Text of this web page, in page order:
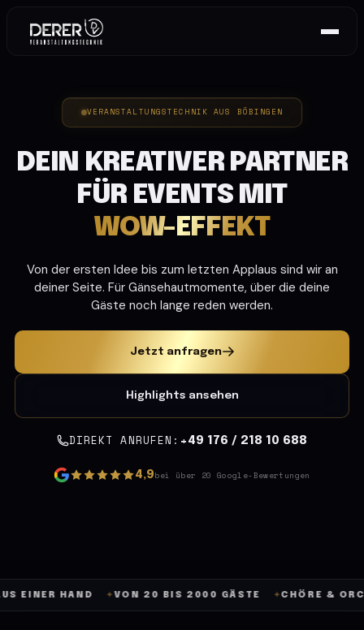
VERANSTALTUNGSTECHNIK AUS BÖBINGEN
DEIN KREATIVER PARTNER
FÜR EVENTS MIT
WOW-EFFEKT
Von der ersten Idee bis zum letzten Applaus sind wir an
deiner Seite. Für Gänsehautmomente, über die deine
Gäste noch lange reden werden.
Jetzt anfragen
Highlights ansehen
DIREKT ANRUFEN: +49 176 / 218 10 688
4,9bei über 20 Google-Bewertungen
✦ VON 20 BIS 2000 GÄSTE ✦ CHÖRE & ORCHESTER ✦